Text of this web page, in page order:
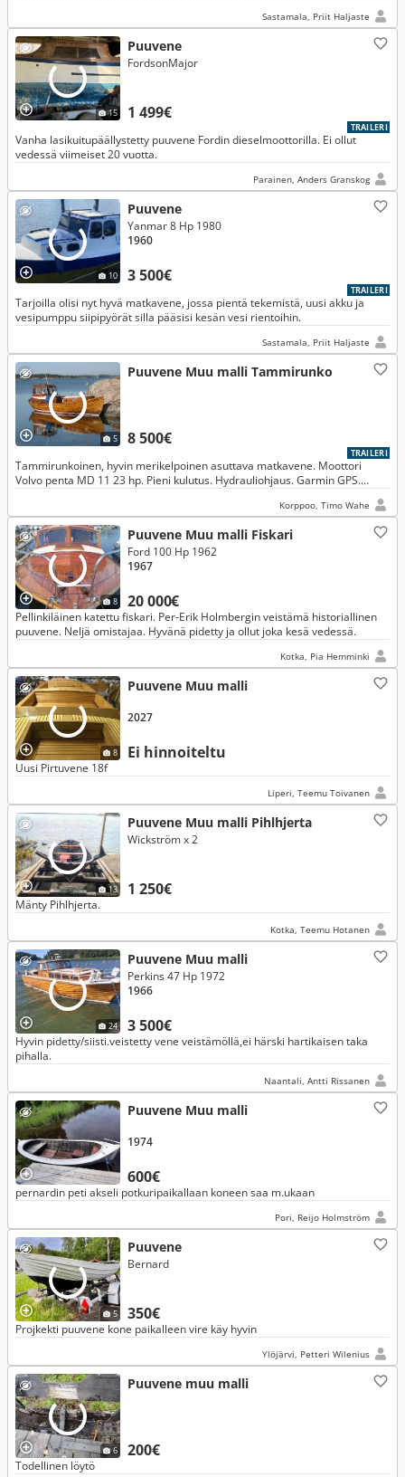
Sastamala, Priit Haljaste
15
Puuvene
1 499€
FordsonMajor
TRAILERI
Vanha lasikuitupäällystetty puuvene Fordin dieselmoottorilla. Ei ollut
vedessä viimeiset 20 vuotta.
Parainen, Anders Granskog
10
Puuvene
3 500€
Yanmar 8 Hp 1980
1960
TRAILERI
Tarjoilla olisi nyt hyvä matkavene, jossa pientä tekemistä, uusi akku ja
vesipumppu siipipyörät silla pääsisi kesän vesi rientoihin.
Sastamala, Priit Haljaste
5
Puuvene Muu malli Tammirunko
8 500€
TRAILERI
Tammirunkoinen, hyvin merikelpoinen asuttava matkavene. Moottori
Volvo penta MD 11 23 hp. Pieni kulutus. Hydrauliohjaus. Garmin GPS.
Korppoo, Timo Wahe
8
Puuvene Muu malli Fiskari
20 000€
Ford 100 Hp 1962
1967
Pellinkiläinen katettu fiskari. Per-Erik Holmbergin veistämä historiallinen
puuvene. Neljä omistajaa. Hyvänä pidetty ja ollut joka kesä vedessä.
Kotka, Pia Hemminki
8
Puuvene Muu malli
Ei hinnoiteltu
2027
Uusi Pirtuvene 18f
Liperi, Teemu Toivanen
13
Puuvene Muu malli Pihlhjerta
1 250€
Wickström x 2
Mänty Pihlhjerta.
Kotka, Teemu Hotanen
24
Puuvene Muu malli
3 500€
Perkins 47 Hp 1972
1966
Hyvin pidetty/siisti.veistetty vene veistämöllä,ei härski hartikaisen taka
pihalla.
Naantali, Antti Rissanen
Puuvene Muu malli
600€
1974
pernardin peti akseli potkuripaikallaan koneen saa m.ukaan
Pori, Reijo Holmström
5
Puuvene
350€
Bernard
Projkekti puuvene kone paikalleen vire käy hyvin
Ylöjärvi, Petteri Wilenius
6
Puuvene muu malli
200€
Todellinen löytö